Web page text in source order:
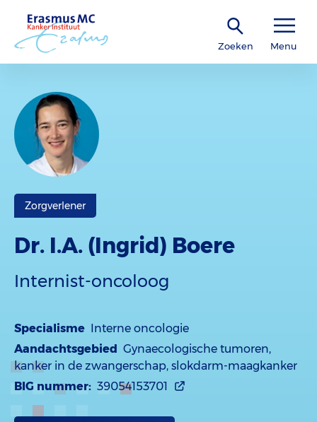
Zoeken Menu
Zorgverlener
Dr. I.A. (Ingrid) Boere
Internist-oncoloog
Specialisme Interne oncologie
Aandachtsgebied Gynaecologische tumoren,
kanker in de zwangerschap, slokdarm-maagkanker
BIG nummer: 39054153701